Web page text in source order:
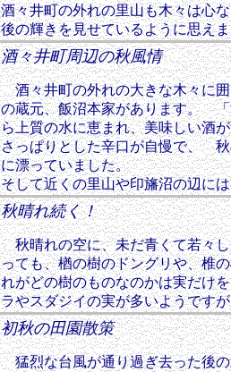
酒々井町の外れの里山も木々は心
後の輝きを見せているように思え
酒々井町周辺の秋風情
酒々井町の外れの大きな木々に囲
の蔵元、飯沼本家があります。
ら上質の水に恵まれ、美味しい酒
さっぱりとした辛口が自慢で、
に漂っていました。
そして近くの里山や印旛沼の辺に
秋晴れ続く！
秋晴れの空に、未だ青くて若々
っても、楢の樹のドングリや、椎
れがどの樹のものなのかは実だ
ラやスダジイの実が多いようです
初秋の田園散策
猛烈な台風が通り過ぎ去った後の